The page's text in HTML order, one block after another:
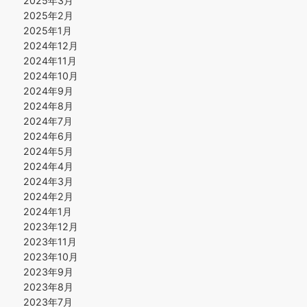
2025年2月
2025年1月
2024年12月
2024年11月
2024年10月
2024年9月
2024年8月
2024年7月
2024年6月
2024年5月
2024年4月
2024年3月
2024年2月
2024年1月
2023年12月
2023年11月
2023年10月
2023年9月
2023年8月
2023年7月